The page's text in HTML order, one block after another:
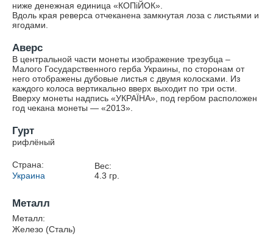
ниже денежная единица «КОПiЙОК».
Вдоль края реверса отчеканена замкнутая лоза с листьями и
ягодами.
Аверс
В центральной части монеты изображение трезубца –
Малого Государственного герба Украины, по сторонам от
него отображены дубовые листья с двумя колосками. Из
каждого колоса вертикально вверх выходит по три ости.
Вверху монеты надпись «УКРАЇНА», под гербом расположен
год чекана монеты — «2013».
Гурт
рифлёный
Страна:
Украина
Вес:
4.3 гр.
Металл
Металл:
Железо (Сталь)